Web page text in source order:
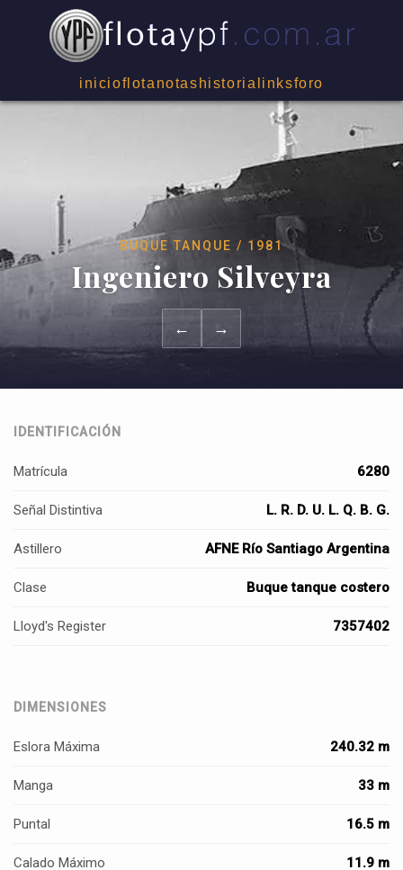
inicioflota notas historia linksforo
BUQUE TANQUE / 1981
Ingeniero Silveyra
← →
IDENTIFICACIÓN
Matrícula 6280
Señal Distintiva L. R. D. U. L. Q. B. G.
Astillero AFNE Río Santiago Argentina
Clase Buque tanque costero
Lloyd's Register 7357402
DIMENSIONES
Eslora Máxima 240.32 m
Manga 33 m
Puntal 16.5 m
Calado Máximo 11.9 m